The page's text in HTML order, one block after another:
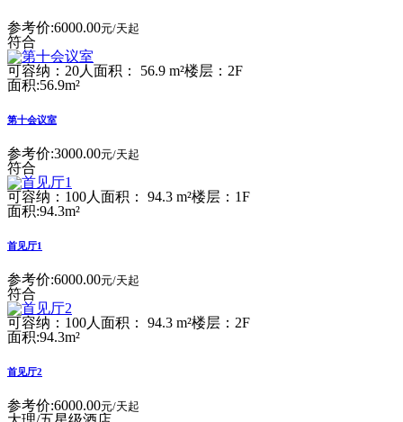
参考价:6000.00元/天起
符合
可容纳：20人 面积： 56.9 m²楼层：2F
面积:56.9m²
第十会议室
参考价:3000.00元/天起
符合
可容纳：100人 面积： 94.3 m²楼层：1F
面积:94.3m²
首见厅1
参考价:6000.00元/天起
符合
可容纳：100人 面积： 94.3 m²楼层：2F
面积:94.3m²
首见厅2
参考价:6000.00元/天起